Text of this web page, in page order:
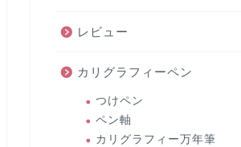
レビュー
カリグラフィーペン
つけペン
ペン軸
カリグラフィー万年筆